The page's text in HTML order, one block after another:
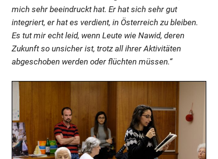
mich sehr beeindruckt hat. Er hat sich sehr gut
integriert, er hat es verdient, in Österreich zu bleiben.
Es tut mir echt leid, wenn Leute wie Nawid, deren
Zukunft so unsicher ist, trotz all ihrer Aktivitäten
abgeschoben werden oder flüchten müssen.“